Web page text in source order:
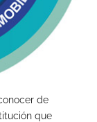
de
que